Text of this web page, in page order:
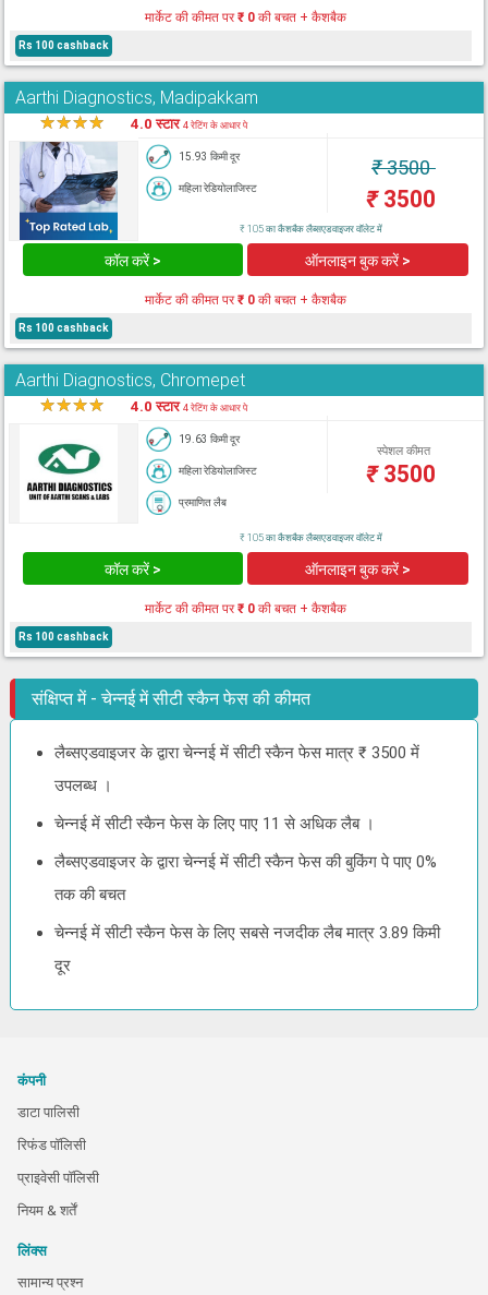
मार्केट की कीमत पर₹ 0की बचत + कैशबैक
Rs 100 cashback
Aarthi Diagnostics, Madipakkam
★★★★ 4.0 स्टार4 रेटिंग के आधार पे
15.93 किमी दूर
महिला रेडियोलाजिस्ट
₹3500
₹3500
₹ 105 का कैशबैक लैब्सएडवाइजर वॉलेट में
कॉल करें > ऑनलाइन बुक करें >
मार्केट की कीमत पर₹ 0की बचत + कैशबैक
Rs 100 cashback
Aarthi Diagnostics, Chromepet
★★★★ 4.0 स्टार4 रेटिंग के आधार पे
19.63 किमी दूर
महिला रेडियोलाजिस्ट
प्रमाणित लैब
स्पेशल कीमत
₹3500
₹ 105 का कैशबैक लैब्सएडवाइजर वॉलेट में
कॉल करें > ऑनलाइन बुक करें >
मार्केट की कीमत पर₹ 0की बचत + कैशबैक
Rs 100 cashback
संक्षिप्त में - चेन्नई में सीटी स्कैन फेस की कीमत
लैब्सएडवाइजर के द्वारा चेन्नई में सीटी स्कैन फेस मात्र ₹ 3500 में
उपलब्ध ।
चेन्नई में सीटी स्कैन फेस के लिए पाए 11 से अधिक लैब ।
लैब्सएडवाइजर के द्वारा चेन्नई में सीटी स्कैन फेस की बुकिंग पे पाए 0%
तक की बचत
चेन्नई में सीटी स्कैन फेस के लिए सबसे नजदीक लैब मात्र 3.89 किमी
दूर
कंपनी
डाटा पालिसी
रिफंड पॉलिसी
प्राइवेसी पॉलिसी
नियम & शर्तें
लिंक्स
सामान्य प्रश्न